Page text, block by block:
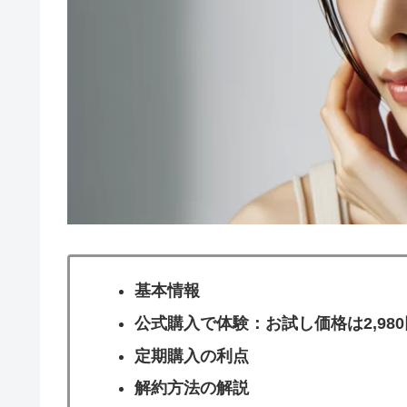
基本情報
公式購入で体験：お試し価格は
定期購入の利点
解約方法の解説